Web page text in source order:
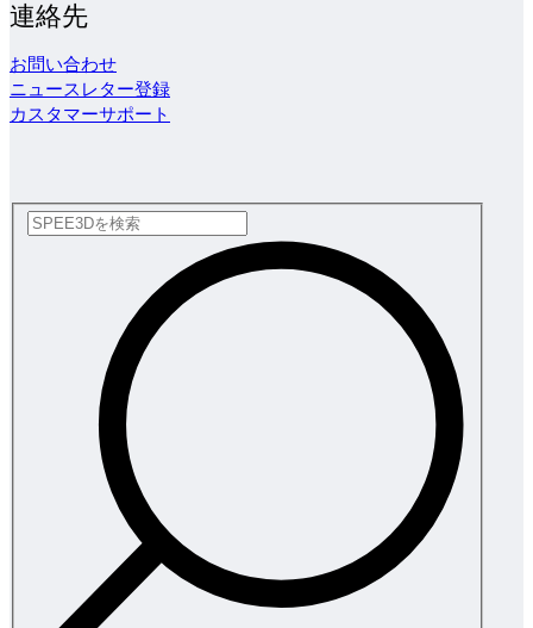
連絡先
お問い合わせ
ニュースレター登録
カスタマーサポート